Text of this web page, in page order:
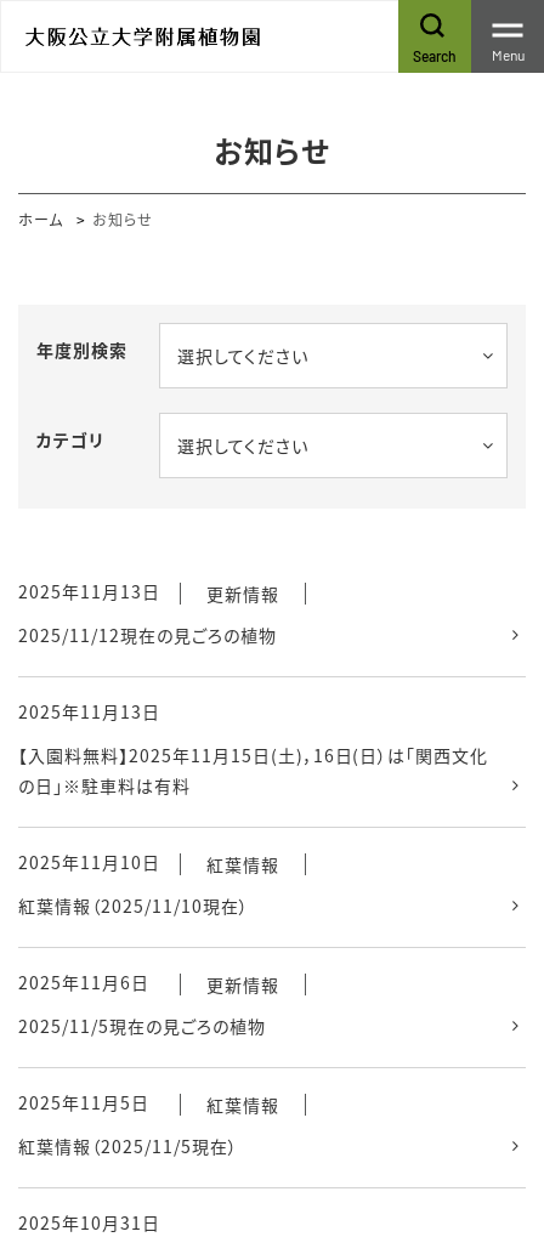
Search Menu
お知らせ
ホーム お知らせ
年度別検索 選択してください
カテゴリ 選択してください
2025年11月13日
更新情報
2025/11/12現在の見ごろの植物
2025年11月13日
【入園料無料】2025年11月15日(土)，16日(日）は「関西文化
の日」※駐車料は有料
2025年11月10日
紅葉情報
紅葉情報（2025/11/10現在）
2025年11月6日
更新情報
2025/11/5現在の見ごろの植物
2025年11月5日
紅葉情報
紅葉情報（2025/11/5現在）
2025年10月31日